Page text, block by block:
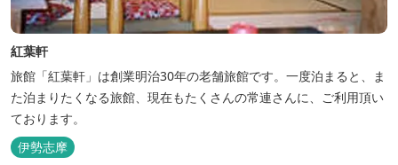
紅葉軒
旅館「紅葉軒」は創業明治30年の老舗旅館です。一度泊まると、ま
た泊まりたくなる旅館、現在もたくさんの常連さんに、ご利用頂い
ております。
伊勢志摩